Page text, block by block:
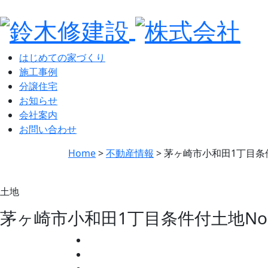
はじめての家づくり
施工事例
分譲住宅
お知らせ
会社案内
お問い合わせ
Home>不動産情報 >茅ヶ崎市小和田1丁目
土地
茅ヶ崎市小和田1丁目条件付土地